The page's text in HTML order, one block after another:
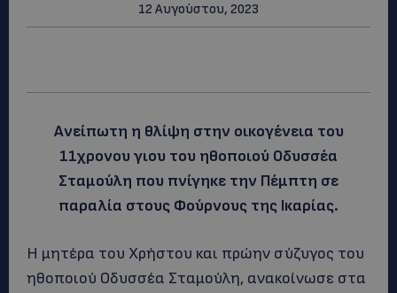
12 Αυγούστου, 2023
Ανείπωτη η θλίψη στην οικογένεια του
11χρονου γιου του ηθοποιού Οδυσσέα
Σταμούλη που πνίγηκε την Πέμπτη σε
παραλία στους Φούρνους της Ικαρίας.
Η μητέρα του Χρήστου και πρώην σύζυγος του
ηθοποιού Οδυσσέα Σταμούλη, ανακοίνωσε στα